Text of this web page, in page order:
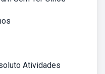
Atividades